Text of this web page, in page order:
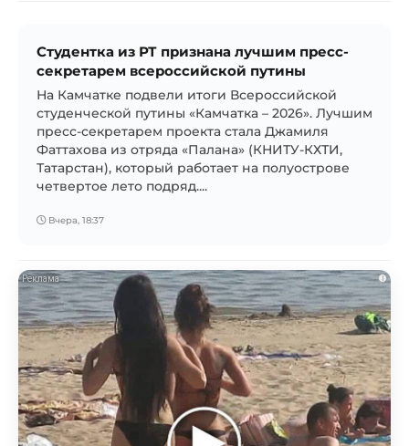
Студентка из РТ признана лучшим пресс-
секретарем всероссийской путины
На Камчатке подвели итоги Всероссийской
студенческой путины «Камчатка – 2026». Лучшим
пресс-секретарем проекта стала Джамиля
Фаттахова из отряда «Палана» (КНИТУ-КХТИ,
Татарстан), который работает на полуострове
четвертое лето подряд....
Вчера, 18:37
i